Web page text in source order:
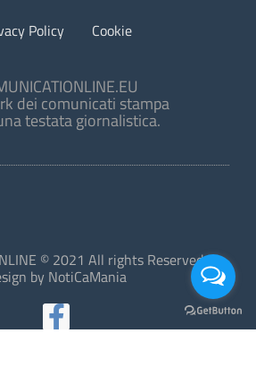
Policy Cookie
dei comunicati stampa
testata giornalistica.
© 2021 All rights Reserved.
by NotiCaMania